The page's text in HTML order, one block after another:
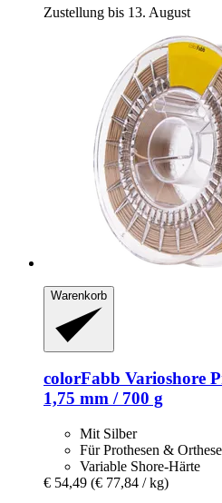
Zustellung bis 13. August
Warenkorb
colorFabb Varioshore
1,75 mm / 700 g
Mit Silber
Für Prothesen &
Variable Shore-Härte
€ 54,49 (€ 77,84 / kg)